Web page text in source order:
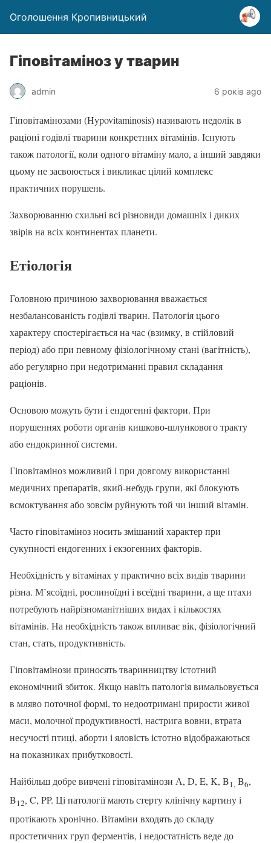
Оголошення Кропивницький
Гіповітаміноз у тварин
admin 6 років ago
Гіповітамінозами (Hypovitaminosis) називають недолік в
раціоні годівлі тварини конкретних вітамінів. Існують
також патології, коли одного вітаміну мало, а інший завдяки
цьому не засвоюється і викликає цілий комплекс
практичних порушень.
Захворюванню схильні всі різновиди домашніх і диких
звірів на всіх континентах планети.
Етіологія
Головною причиною захворювання вважається
незбалансованість годівлі тварин. Патологія цього
характеру спостерігається на час (взимку, в стійловий
період) або при певному фізіологічному стані (вагітність),
або регулярно при недотриманні правил складання
раціонів.
Основою можуть бути і ендогенні фактори. При
порушеннях роботи органів кишково-шлункового тракту
або ендокринної системи.
Гіповітаміноз можливий і при довгому використанні
медичних препаратів, який-небудь групи, які блокують
всмоктування або зовсім руйнують той чи інший вітамін.
Часто гіповітаміноз носить змішаний характер при
сукупності ендогенних і екзогенних факторів.
Необхідність у вітамінах у практично всіх видів тварини
різна. М’ясоїдні, рослиноїдні і всеїдні тварини, а ще птахи
потребують найрізноманітніших видах і кількостях
вітамінів. На необхідність також впливає вік, фізіологічний
стан, стать, продуктивність.
Гіповітамінози приносять тваринництву істотний
економічний збиток. Якщо навіть патологія вимальовується
в мляво поточної формі, то недоотримані прирости живої
маси, молочної продуктивності, настрига вовни, втрата
несучості птиці, аборти і яловість істотно відображаються
на показниках прибутковості.
Найбільш добре вивчені гіповітамінози А, D, E, K, B1, B6,
B12, C, PP. Ці патології мають стерту клінічну картину і
протікають хронічно. Вітаміни входять до складу
простетичних груп ферментів, і недостатність веде до